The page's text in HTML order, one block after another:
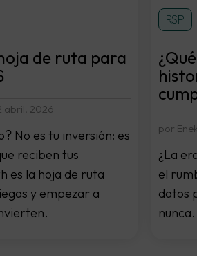
de ruta para
abril, 2026
No es tu inversión: es
reciben tus
es la hoja de ruta
y empezar a
RSP
por
¿La
el
datos
nunca.